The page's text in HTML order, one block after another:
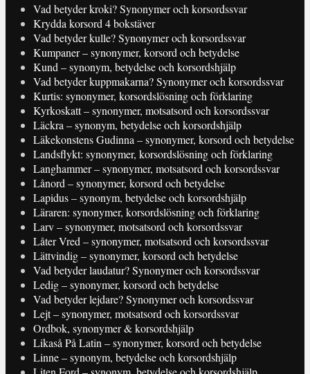
Vad betyder kroki? Synonymer och korsordssvar
Krydda korsord 4 bokstäver
Vad betyder kulle? Synonymer och korsordssvar
Kumpaner – synonymer, korsord och betydelse
Kund – synonym, betydelse och korsordshjälp
Vad betyder kuppmakarna? Synonymer och korsordssvar
Kurtis: synonymer, korsordslösning och förklaring
Kyrkoskatt – synonymer, motsatsord och korsordssvar
Läckra – synonym, betydelse och korsordshjälp
Läkekonstens Gudinna – synonymer, korsord och betydelse
Landsflykt: synonymer, korsordslösning och förklaring
Langhammer – synonymer, motsatsord och korsordssvar
Lånord – synonymer, korsord och betydelse
Lapidus – synonym, betydelse och korsordshjälp
Läraren: synonymer, korsordslösning och förklaring
Larv – synonymer, motsatsord och korsordssvar
Låter Vred – synonymer, motsatsord och korsordssvar
Lättvindig – synonymer, korsord och betydelse
Vad betyder laudatur? Synonymer och korsordssvar
Ledig – synonymer, korsord och betydelse
Vad betyder lejdare? Synonymer och korsordssvar
Lejt – synonymer, motsatsord och korsordssvar
Ordbok, synonymer & korsordshjälp
Likaså På Latin – synonymer, korsord och betydelse
Linne – synonym, betydelse och korsordshjälp